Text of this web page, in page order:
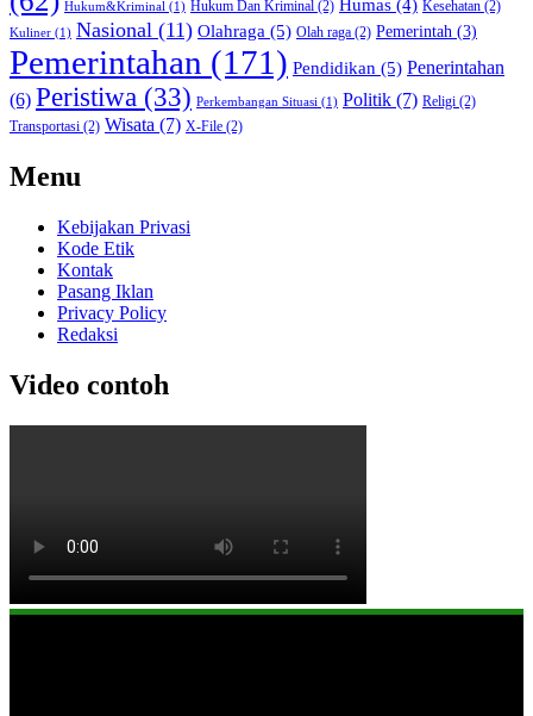
Hukum&Kriminal (1) Hukum Dan Kriminal (2) Humas (4) Kesehatan (2)
Kuliner (1) Nasional (11) Olahraga (5) Olah raga (2) Pemerintah (3)
Pemerintahan (171) Pendidikan (5) Penerintahan
(6) Peristiwa (33) Perkembangan Situasi (1) Politik (7) Religi (2)
Transportasi (2) Wisata (7) X-File (2)
Menu
Kebijakan Privasi
Kode Etik
Kontak
Pasang Iklan
Privacy Policy
Redaksi
Video contoh